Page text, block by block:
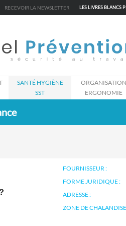
RECEVOIR LA NEWSLETTER LES LIVRES BLANCS
SANTÉ HYGIÈNE
SST
ORGANISATION
ERGONOMIE
FOURNISSEUR :
FORME JURIDIQUE :
ADRESSE :
ZONE DE